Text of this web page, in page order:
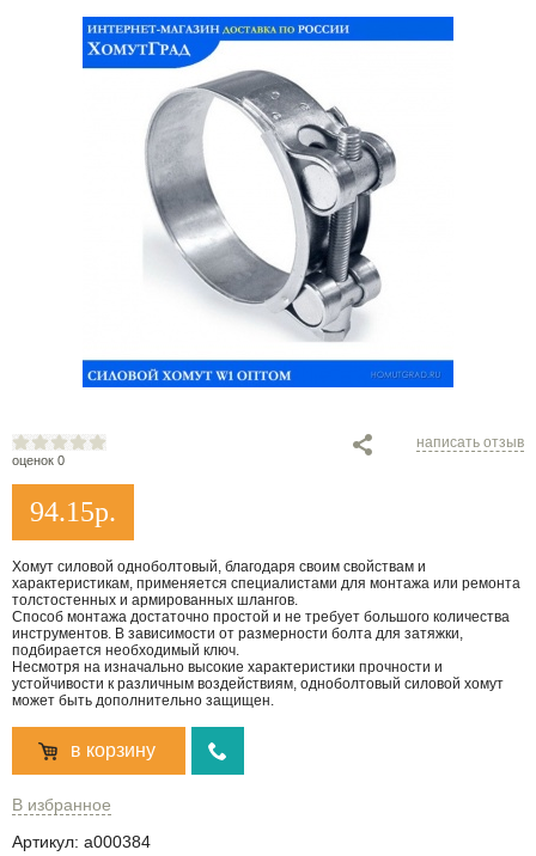
оценок 0
написать отзыв
94.15р.
Хомут силовой одноболтовый, благодаря своим свойствам и
характеристикам, применяется специалистами для монтажа или ремонта
толстостенных и армированных шлангов.
Способ монтажа достаточно простой и не требует большого количества
инструментов. В зависимости от размерности болта для затяжки,
подбирается необходимый ключ.
Несмотря на изначально высокие характеристики прочности и
устойчивости к различным воздействиям, одноболтовый силовой хомут
может быть дополнительно защищен.
в корзину
В избранное
Артикул: a000384